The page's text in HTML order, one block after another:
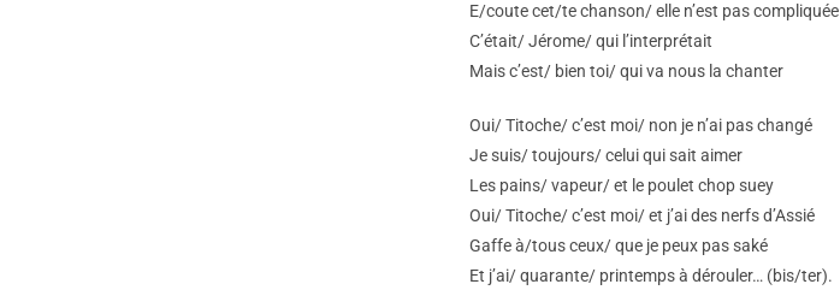
E/coute cet/te chanson/ elle n’est pas compliquée
C’était/ Jérome/ qui l’interprétait
Mais c’est/ bien toi/ qui va nous la chanter
Oui/ Titoche/ c’est moi/ non je n’ai pas changé
Je suis/ toujours/ celui qui sait aimer
Les pains/ vapeur/ et le poulet chop suey
Oui/ Titoche/ c’est moi/ et j’ai des nerfs d’Assié
Gaffe à/tous ceux/ que je peux pas saké
Et j’ai/ quarante/ printemps à dérouler… (bis/ter).